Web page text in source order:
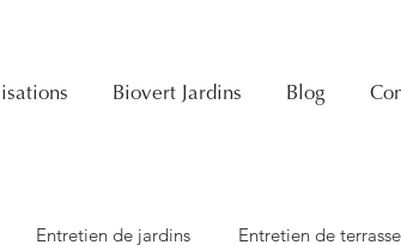
Biovert Jardins Blog
Entretien de jardins Entretien de